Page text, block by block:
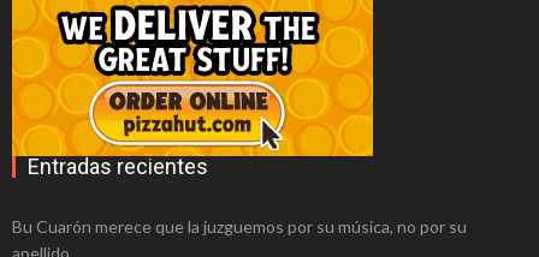
6 ventajas de los centros de negocios
Madrid frente a las oficinas tradicionales
Abogados para divorcio: cómo pueden
ayudar a la pareja
los servicios de una empresa topografía
Entradas recientes
Bu Cuarón merece que la juzguemos por su música, no por su
apellido